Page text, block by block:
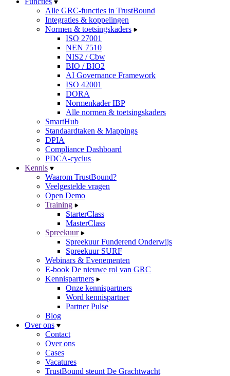
Alle GRC-functies in TrustBound
Integraties & koppelingen
Normen & toetsingskaders
ISO 27001
NEN 7510
NIS2 / Cbw
BIO / BIO2
AI Governance Framework
ISO 42001
DORA
Normenkader IBP
Alle normen & toetsingskaders
SmartHub
Standaardtaken & Mappings
DPIA
Compliance Dashboard
PDCA-cyclus
Kennis
Waarom TrustBound?
Veelgestelde vragen
Open Demo
Training
StarterClass
MasterClass
Spreekuur
Spreekuur Funderend Onderwijs
Spreekuur SURF
Webinars & Evenementen
E-book De nieuwe rol van GRC
Kennispartners
Onze kennispartners
Word kennispartner
Partner Pulse
Blog
Over ons
Contact
Over ons
Cases
Vacatures
TrustBound steunt De Grachtwacht